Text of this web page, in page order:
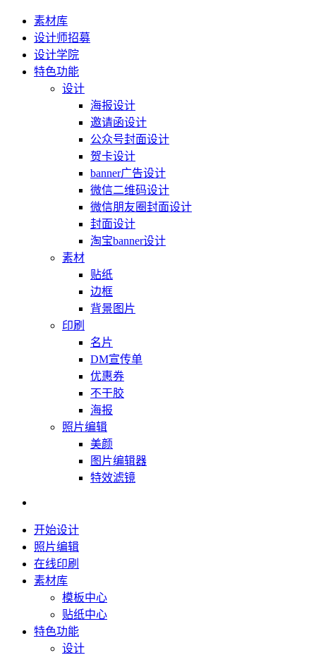
素材库
设计师招募
设计学院
特色功能
设计
海报设计
邀请函设计
公众号封面设计
贺卡设计
banner广告设计
微信二维码设计
微信朋友圈封面设计
封面设计
淘宝banner设计
素材
贴纸
边框
背景图片
印刷
名片
DM宣传单
优惠券
不干胶
海报
照片编辑
美颜
图片编辑器
特效滤镜
开始设计
照片编辑
在线印刷
素材库
模板中心
贴纸中心
特色功能
设计